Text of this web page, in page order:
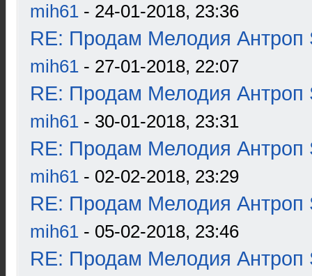
mih61 - 24-01-2018, 23:36
RE: Продам Мелодия Антроп
mih61 - 27-01-2018, 22:07
RE: Продам Мелодия Антроп
mih61 - 30-01-2018, 23:31
RE: Продам Мелодия Антроп
mih61 - 02-02-2018, 23:29
RE: Продам Мелодия Антроп
mih61 - 05-02-2018, 23:46
RE: Продам Мелодия Антроп